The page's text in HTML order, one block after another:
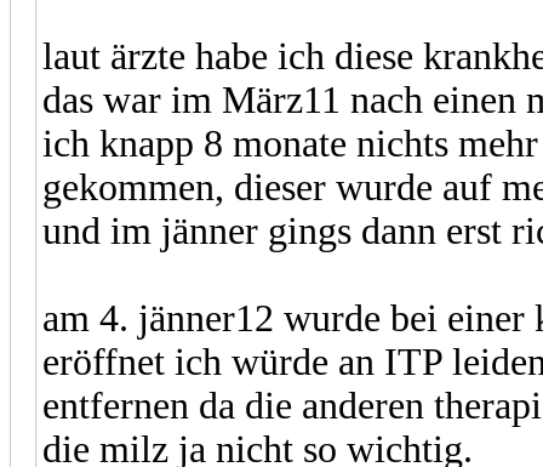
laut ärzte habe ich diese
das war im März11 nach einen
ich knapp 8 monate nichts
gekommen, dieser wurde auf
und im jänner gings dann erst
am 4. jänner12 wurde bei
eröffnet ich würde an ITP
entfernen da die anderen
die milz ja nicht so wichtig.